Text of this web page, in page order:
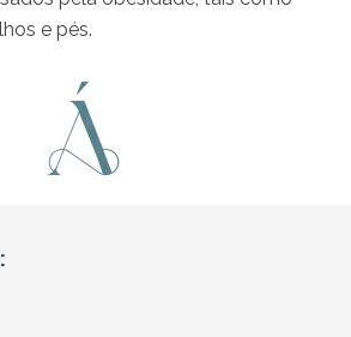
e pés.